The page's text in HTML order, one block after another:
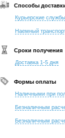
Способы
Курьерские службы
Наемный
Сроки получения
Доставка 1-5 дня
Формы оплаты
Наличными при
Безналичным
Безналичным